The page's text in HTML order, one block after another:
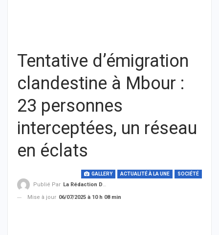
Tentative d’émigration
clandestine à Mbour :
23 personnes
interceptées, un réseau
en éclats
GALLERY ACTUALITÉ À LA UNE SOCIÉTÉ
Publié Par La Rédaction De THIEYSENEGAL.com
Mise à jour 06/07/2025 à 10 h 08 min